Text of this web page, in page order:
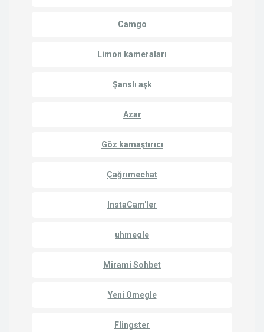
Camgo
Limon kameraları
Şanslı aşk
Azar
Göz kamaştırıcı
Çağrımechat
InstaCam'ler
uhmegle
Mirami Sohbet
Yeni Omegle
Flingster